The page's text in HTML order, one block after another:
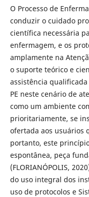
O Processo de
conduzir o cuidado
científica necessária
enfermagem, e os
amplamente na
o suporte teórico e
assistência
PE neste cenário de
como um ambiente
prioritariamente, se
ofertada aos usuários
portanto, este
espontânea, peça
(FLORIANÓPOLIS,
do uso integral dos
uso de protocolos e